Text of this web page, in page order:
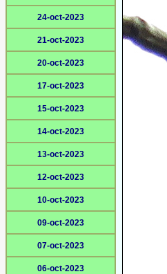
24-oct-2023
21-oct-2023
20-oct-2023
17-oct-2023
15-oct-2023
14-oct-2023
13-oct-2023
12-oct-2023
10-oct-2023
09-oct-2023
07-oct-2023
06-oct-2023